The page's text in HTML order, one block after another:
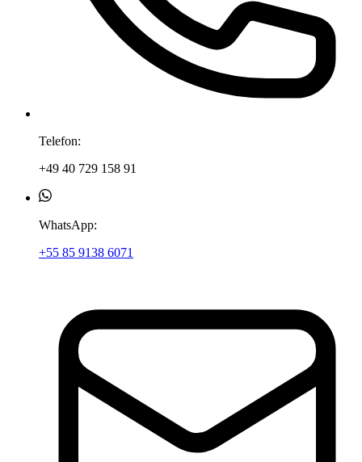
Telefon:
+49 40 729 158 91
WhatsApp:
+55 85 9138 6071